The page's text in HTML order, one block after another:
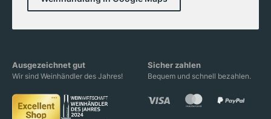
Ausgezeichnet gut
Wir sind Weinhändler des Jahres!
Sicher zahlen
Bequem und schnell bezahlen.